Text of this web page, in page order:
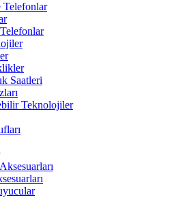
Saatleri
Teknolojiler